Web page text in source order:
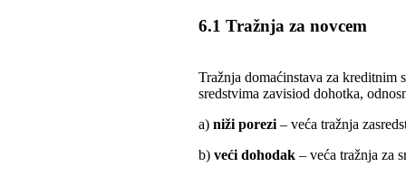
6.1 Tražnja za novcem
Tražnja domaćinstava za kreditnim
sredstvima zavisiod dohotka,
a) niži porezi – veća tražnja
b) veći dohodak – veća tražnja za